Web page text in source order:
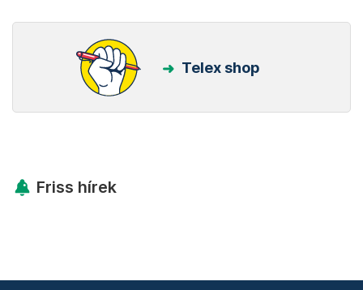
Telex shop
Friss hírek